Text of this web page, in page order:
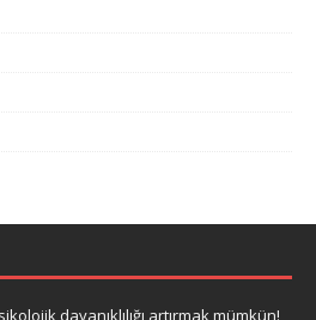
dayanıklılığı artırmak mümkün!